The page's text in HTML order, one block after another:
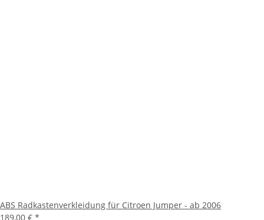
ABS Radkastenverkleidung für Citroen Jumper - ab 2006
189,00 € *